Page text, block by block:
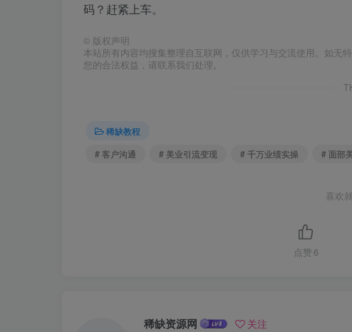
码？赶紧上车。
© 版权声明
本站所有内容均搜集整理自互联网，仅供学习与交流使用。如无
您的合法权益，请联系我们处理。
稀缺教程
# 客户沟通
# 美业引流变现 # 千万业绩实操 # 面部
喜欢
点赞 6
稀缺资源网 关注